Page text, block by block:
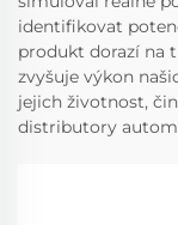
identifikovat
produkt dorazí na
zvyšuje výkon
jejich životnost,
distributory